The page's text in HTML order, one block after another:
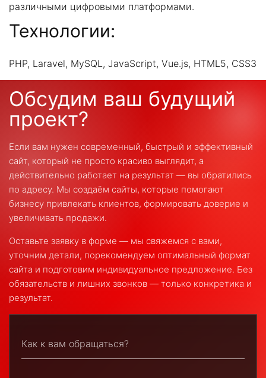
различными цифровыми платформами.
Технологии:
PHP, Laravel, MySQL, JavaScript, Vue.js, HTML5, CSS3
Обсудим ваш будущий
проект?
Если вам нужен современный, быстрый и эффективный
сайт, который не просто красиво выглядит, а
действительно работает на результат — вы обратились
по адресу. Мы создаём сайты, которые помогают
бизнесу привлекать клиентов, формировать доверие и
увеличивать продажи.
Оставьте заявку в форме — мы свяжемся с вами,
уточним детали, порекомендуем оптимальный формат
сайта и подготовим индивидуальное предложение. Без
обязательств и лишних звонков — только конкретика и
результат.